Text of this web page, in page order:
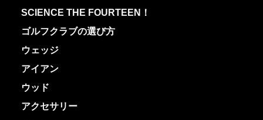
SCIENCE THE FOURTEEN！
ゴルフクラブの選び方
ウェッジ
アイアン
ウッド
アクセサリー